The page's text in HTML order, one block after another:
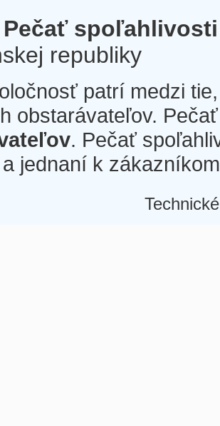
Pečať spoľahlivosti
republiky
patrí medzi
obstarávateľov.
. Pečať
jednaní k